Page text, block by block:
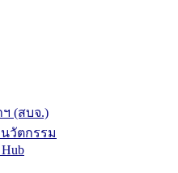
(สบจ.)
วัตกรรม